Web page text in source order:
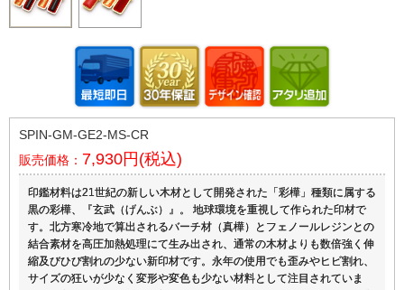
SPIN-GM-GE2-MS-CR
販売価格： 7,930円(税込)
印鑑材料は21世紀の新しい木材として開発された「彩樺」種類に属する
黒の彩樺、『玄武（げんぶ）』。 地球環境を重視して作られた印材で
す。北方寒冷地で算出されるバーチ材（真樺）とフェノールレジンとの
結合素材を高圧加熱処理にて生み出され、通常の木材よりも数倍強く伸
縮及びひび割れの少ない新印材です。永年の使用でも歪みやヒビ割れ、
サイズの狂いが少なく変形や変色も少ない材料として注目されていま